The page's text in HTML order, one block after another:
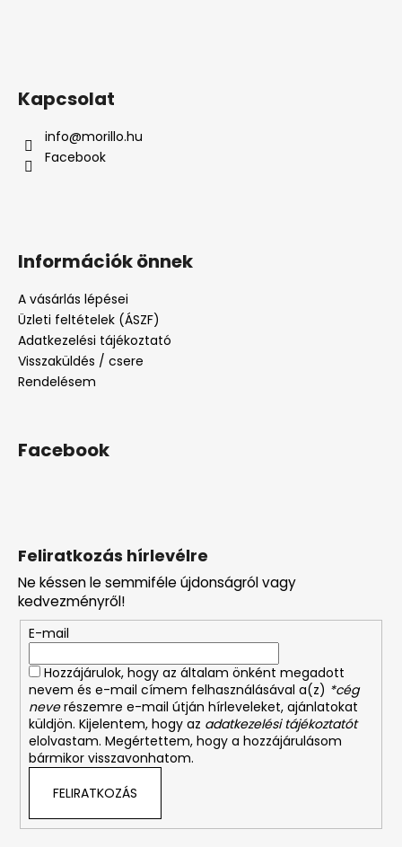
Feliratkozás hírlevélre
Ne késsen le semmiféle újdonságról vagy
kedvezményről!
E-mail
Hozzájárulok, hogy az általam önként megadott
nevem és e-mail címem felhasználásával a(z) *cég
neverészemre e-mail útján hírleveleket, ajánlatokat
küldjön. Kijelentem, hogy az adatkezelési tájékoztatót
elolvastam. Megértettem, hogy a hozzájárulásom
bármikor visszavonhatom.
FELIRATKOZÁS
Kapcsolat
info@morillo.hu
Facebook
Információk önnek
A vásárlás lépései
Üzleti feltételek (ÁSZF)
Adatkezelési tájékoztató
Visszaküldés / csere
Rendelésem
Facebook